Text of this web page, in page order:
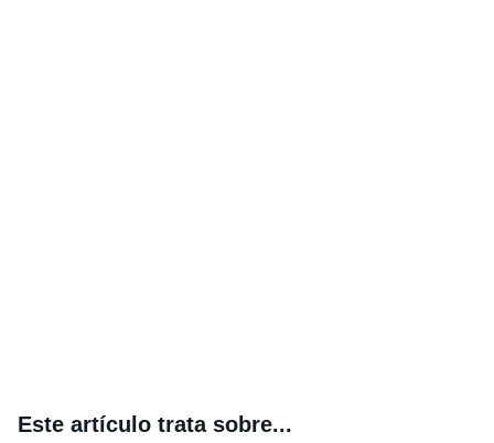
Este artículo trata sobre...